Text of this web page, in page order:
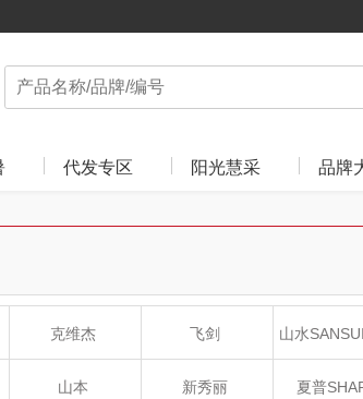
代发专区 阳光慧采 品牌
克维杰 飞剑 山水
理商）
山本 新秀丽 夏普